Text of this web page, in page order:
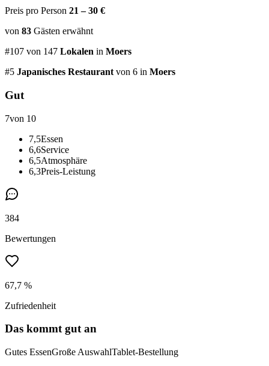
Preis pro Person 21 – 30 €
von 83 Gästen erwähnt
#107 von 147 Lokalen in Moers
#5 Japanisches Restaurant von 6 in Moers
Gut
7von 10
7,5Essen
6,6Service
6,5Atmosphäre
6,3Preis-Leistung
384
Bewertungen
67,7 %
Zufriedenheit
Das kommt gut an
Gutes EssenGroße AuswahlTablet-Bestellung